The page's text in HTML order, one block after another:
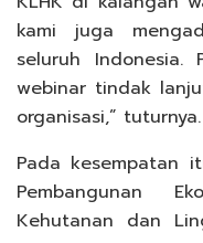
kami juga
seluruh Indonesia.
webinar tindak
organisasi,” tuturnya.
Pada kesempatan
Pembangunan
Kehutanan dan